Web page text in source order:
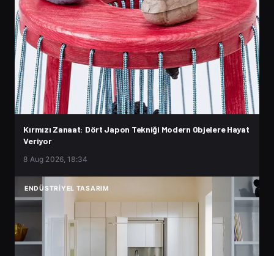
Kırmızı Zanaat: Dört Japon Tekniği Modern Objelere Hayat
Veriyor
8 Aug 2026, 18:34
ENDÜSTRIYEL TASARIM